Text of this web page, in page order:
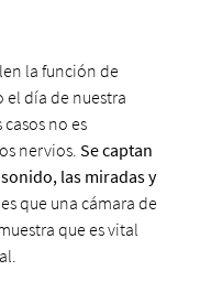
la función de
día de nuestra
no es
nervios. Se captan
las miradas y
que una cámara de
que es vital